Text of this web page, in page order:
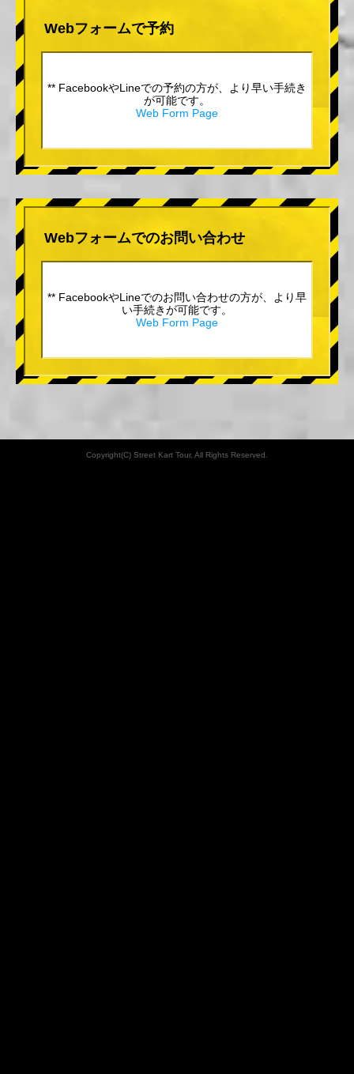
Webフォームで予約
** FacebookやLineでの予約の方が、より早い手続き
が可能です。
Web Form Page
Webフォームでのお問い合わせ
** FacebookやLineでのお問い合わせの方が、より早
い手続きが可能です。
Web Form Page
Copyright(C) Street Kart Tour. All Rights Reserved.